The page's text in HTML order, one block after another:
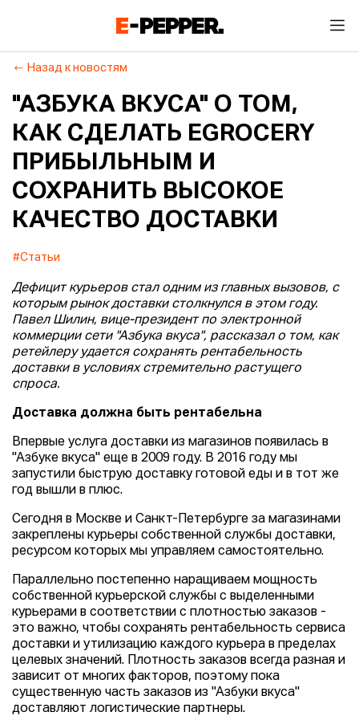
Назад к новостям
"АЗБУКА ВКУСА" О ТОМ,
КАК СДЕЛАТЬ EGROCERY
ПРИБЫЛЬНЫМ И
СОХРАНИТЬ ВЫСОКОЕ
КАЧЕСТВО ДОСТАВКИ
#Статьи
Дефицит курьеров стал одним из главных вызовов, с
которым рынок доставки столкнулся в этом году.
Павел Шилин, вице-президент по электронной
коммерции сети "Азбука вкуса", рассказал о том, как
ретейлеру удается сохранять рентабельность
доставки в условиях стремительно растущего
спроса.
Доставка должна быть рентабельна
Впервые услуга доставки из магазинов появилась в
"Азбуке вкуса" еще в 2009 году. В 2016 году мы
запустили быструю доставку готовой еды и в тот же
год вышли в плюс.
Сегодня в Москве и Санкт-Петербурге за магазинами
закреплены курьеры собственной службы доставки,
ресурсом которых мы управляем самостоятельно.
Параллельно постепенно наращиваем мощность
собственной курьерской службы с выделенными
курьерами в соответствии с плотностью заказов -
это важно, чтобы сохранять рентабельность сервиса
доставки и утилизацию каждого курьера в пределах
целевых значений. Плотность заказов всегда разная и
зависит от многих факторов, поэтому пока
существенную часть заказов из "Азбуки вкуса"
доставляют логистические партнеры.